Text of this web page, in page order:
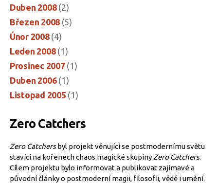
Duben 2008(2)
Březen 2008 (5)
Únor 2008(4)
Leden 2008(1)
Prosinec 2007(1)
Duben 2006(1)
Listopad 2005 (1)
Zero Catchers
Zero Catchersbyl projekt věnující se postmodernímu světu
stavící na kořenech chaos magické skupiny Zero Catchers.
Cílem projektu bylo informovat a publikovat zajímavé a
původní články o postmoderní magii, filosofii, vědě i umění.